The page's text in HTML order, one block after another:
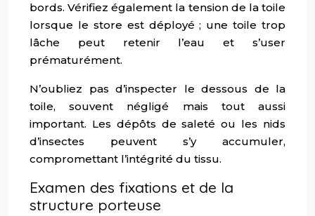
bords. Vérifiez également la tension de la toile
lorsque le store est déployé ; une toile trop
lâche peut retenir l’eau et s’user
prématurément.
N’oubliez pas d’inspecter le dessous de la
toile, souvent négligé mais tout aussi
important. Les dépôts de saleté ou les nids
d’insectes peuvent s’y accumuler,
compromettant l’intégrité du tissu.
Examen des fixations et de la
structure porteuse